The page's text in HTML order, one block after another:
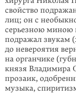
свойство
лиц; он с
серьезною миною
подражал звукам
до невероятия
на органчике
князя Владимира
прозаик,
музыка,